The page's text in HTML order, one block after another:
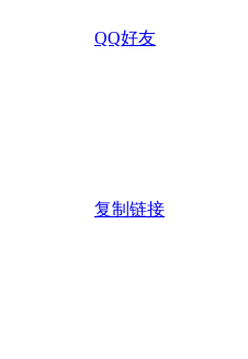
QQ好友
复制链接